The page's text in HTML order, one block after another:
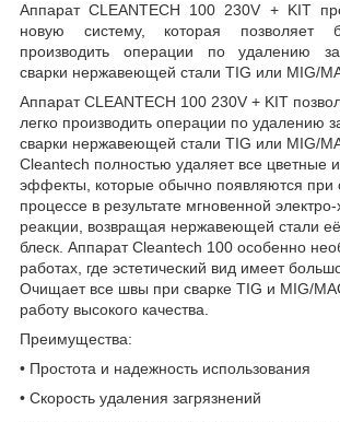
Аппарат CLEANTECH 100 230V + KIT
новую систему, которая позволяет
производить операции по удалению
сварки нержавеющей стали TIG или MIG/
Аппарат CLEANTECH 100 230V + KIT
легко производить операции по удалению
сварки нержавеющей стали TIG или MIG/
Cleantech полностью удаляет все цветные
эффекты, которые обычно появляются при
процессе в результате мгновенной
реакции, возвращая нержавеющей стали
блеск. Аппарат Cleantech 100 особенно
работах, где эстетический вид имеет
Очищает все швы при сварке TIG и MIG/
работу высокого качества.
Преимущества:
• Простота и надежность использования
• Скорость удаления загрязнений